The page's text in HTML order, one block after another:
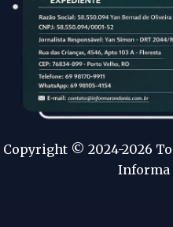
Copyright © 2024-2026
Informa